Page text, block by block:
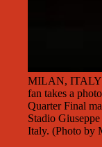
MILAN, ITALY
fan takes a
Quarter Final
Stadio
Italy. (Photo by